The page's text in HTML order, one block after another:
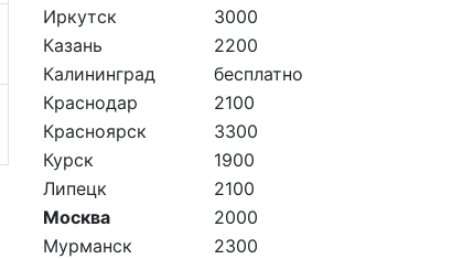
Иркутск
3000
Казань
2200
Калининград
бесплатно
Краснодар
2100
Красноярск
3300
Курск
1900
Липецк
2100
Москва
2000
Мурманск
2300